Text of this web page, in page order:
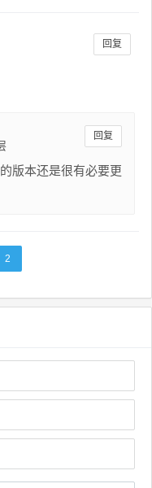
回复
回复
版本还是很有必要更
2